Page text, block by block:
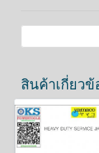
สินค้าเกี่ยวข้